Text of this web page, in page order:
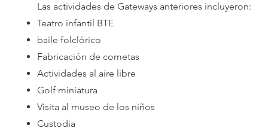
Las actividades de Gateways anteriores incluyeron:
Teatro infantil BTE
baile folclórico
Fabricación de cometas
Actividades al aire libre
Golf miniatura
Visita al museo de los niños
Custodia